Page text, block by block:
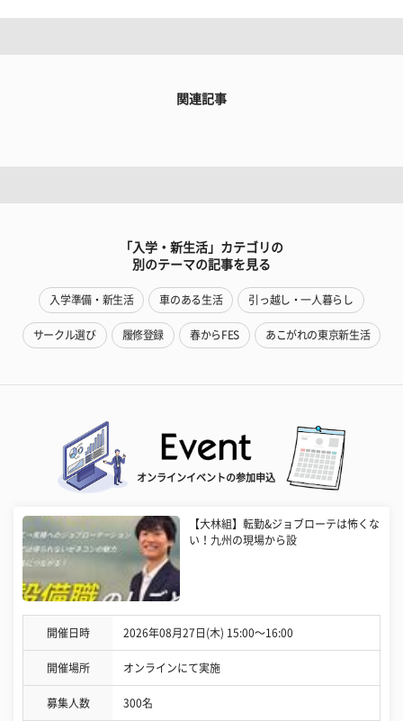
関連記事
「入学・新生活」カテゴリの
別のテーマの記事を見る
入学準備・新生活 車のある生活 引っ越し・一人暮らし
サークル選び 履修登録 春からFES あこがれの東京新生活
オンラインイベントの参加申込
【大林組】転勤&ジョブローテは怖くな
い！九州の現場から設
開催日時 2026年08月27日(木) 15:00〜16:00
開催場所 オンラインにて実施
募集人数 300名